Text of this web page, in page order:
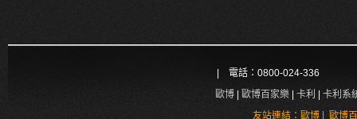
| 電話：0800-024-336
歐博
歐博百家樂 卡利
卡利系
友站連結： 歐博| 歐博